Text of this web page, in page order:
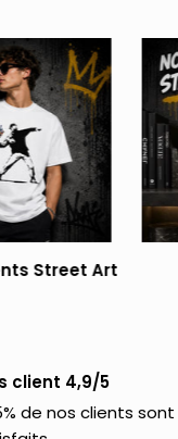
message
ses œuvres. Il
ses peintures.
regarder ce
de Banksy, tu
iront à merveille
Street Art
client 4,9/5
de nos clients sont